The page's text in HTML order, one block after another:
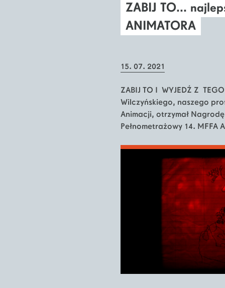
ZABIJ TO...
ANIMATORA
15. 07. 2021
ZABIJ TO I WYJEDŹ Z
Wilczyńskiego, naszego
Animacji, otrzymał
Pełnometrażowy 14. MFFA